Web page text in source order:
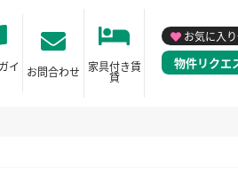
イ お問合わせ 家具付き賃
貸
お気に入
物件リクエ